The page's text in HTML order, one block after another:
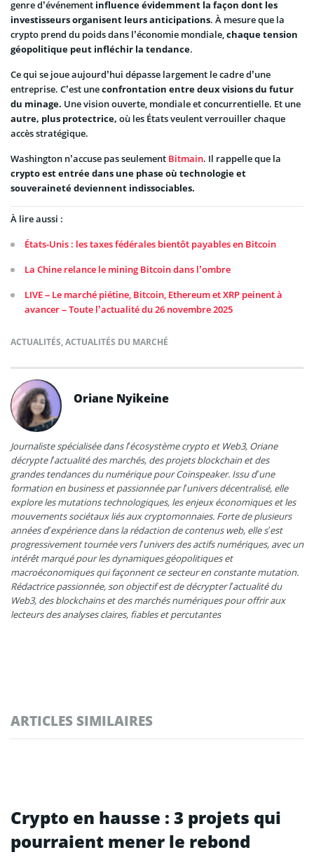
genre d’événement influence évidemment la façon dont les
investisseurs organisent leurs anticipations. À mesure que la
crypto prend du poids dans l’économie mondiale,chaque tension
géopolitique peut infléchir la tendance.
Ce qui se joue aujourd’hui dépasse largement le cadre d’une
entreprise. C’est uneconfrontation entre deux visions du futur
du minage. Une vision ouverte, mondiale et concurrentielle. Et une
autre, plus protectrice, où les États veulent verrouiller chaque
accès stratégique.
Washington n’accuse pas seulement Bitmain. Il rappelle que la
crypto est entrée dans une phase où technologie et
souveraineté deviennent indissociables.
À lire aussi :
États-Unis : les taxes fédérales bientôt payables en Bitcoin
La Chine relance le mining Bitcoin dans l’ombre
LIVE – Le marché piétine, Bitcoin, Ethereum et XRP peinent à
avancer – Toute l’actualité du 26 novembre 2025
ACTUALITÉS,ACTUALITÉS DU MARCHÉ
Oriane Nyikeine
Journaliste spécialisée dans l’écosystème crypto et Web3, Oriane
décrypte l’actualité des marchés, des projets blockchain et des
grandes tendances du numérique pour Coinspeaker. Issu d’une
formation en business et passionnée par l’univers décentralisé, elle
explore les mutations technologiques, les enjeux économiques et les
mouvements sociétaux liés aux cryptomonnaies. Forte de plusieurs
années d’expérience dans la rédaction de contenus web, elle s’est
progressivement tournée vers l’univers des actifs numériques, avec un
intérêt marqué pour les dynamiques géopolitiques et
macroéconomiques qui façonnent ce secteur en constante mutation.
Rédactrice passionnée, son objectif est de décrypter l’actualité du
Web3, des blockchains et des marchés numériques pour offrir aux
lecteurs des analyses claires, fiables et percutantes
ARTICLES SIMILAIRES
Crypto en hausse : 3 projets qui
pourraient mener le rebond